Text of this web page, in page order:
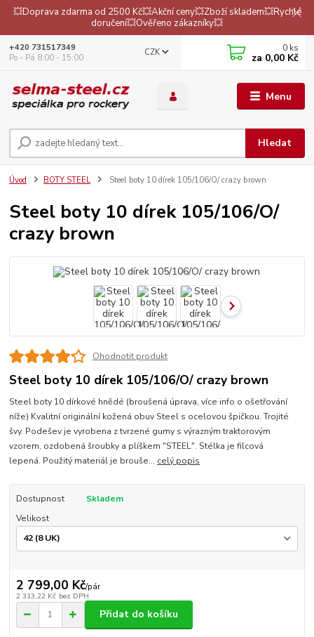
💥Doprava zdarma od 2500 Kč💥Akční ceny💥Zboží skladem💥Rychlé
doručení💥Ověřeno zákazníky💥
Menu
CZK
Hledat
+420 731517349
Po - Pá 8:00 - 15:00
0 ks
za 0,00 Kč
Úvod BOTY STEEL Steel boty 10 dírek 105/106/O/ crazy brown
Steel boty 10 dírek 105/106/O/
crazy brown
Ohodnotit produkt
Steel boty 10 dírek 105/106/O/ crazy brown
Steel boty 10 dírkové hnědé (broušená úprava, více info o ošetřování
níže) Kvalitní originální kožená obuv Steel s ocelovou špičkou. Trojité
švy. Podešev je vyrobena z tvrzené gumy s výrazným traktorovým
vzorem, ozdobená šroubky a plíškem "STEEL". Stélka je filcová
lepená. Použitý materiál je brouše... celý popis
Dostupnost
Skladem
Velikost
2 799,00 Kč/pár
2 313,22 Kč bez DPH
Přidat do košíku